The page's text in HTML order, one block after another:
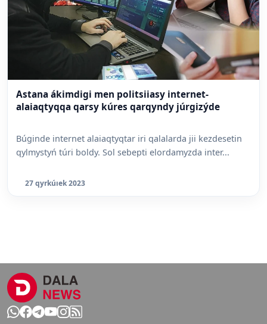
Astana ákimdigi men politsiiasy internet-
alaiaqtyqqa qarsy kúres qarqyndy júrgizýde
Búginde internet alaiaqtyqtar iri qalalarda jii kezdesetin
qylmystyń túri boldy. Sol sebepti elordamyzda inter...
27 qyrkúıek 2023